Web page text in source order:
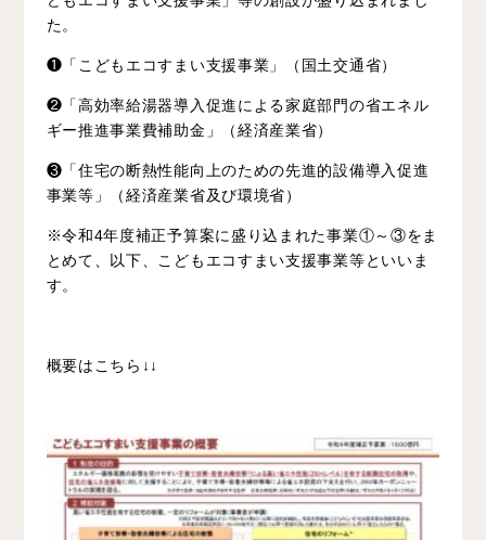
た。
❶ 「こどもエコすまい支援事業」（国土交通省）
❷ 「高効率給湯器導入促進による家庭部門の省エネル
ギー推進事業費補助金」（経済産業省）
❸ 「住宅の断熱性能向上のための先進的設備導入促進
事業等」（経済産業省及び環境省）
※令和4年度補正予算案に盛り込まれた事業①～③をま
とめて、以下、こどもエコすまい支援事業等といいま
す。
概要はこちら↓↓